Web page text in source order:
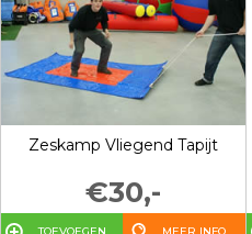
Zeskamp Vliegend Tapijt
€30,-